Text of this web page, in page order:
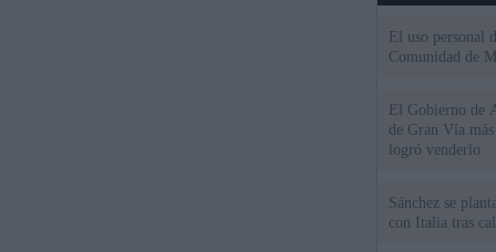
El uso personal
Comunidad de
El Gobierno de
de Gran Vía
logró venderlo
Sánchez se
con Italia tras